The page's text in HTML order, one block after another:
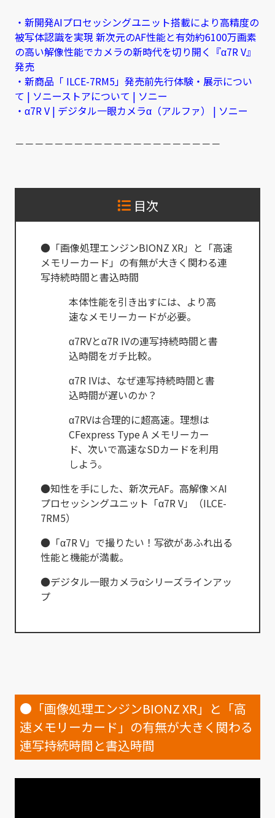
・新開発AIプロセッシングユニット搭載により高精度の
被写体認識を実現 新次元のAF性能と有効約6100万画素
の高い解像性能でカメラの新時代を切り開く『α7R V』
発売
・新商品「 ILCE-7RM5」発売前先行体験・展示につい
て | ソニーストアについて | ソニー
・α7R V | デジタル一眼カメラα（アルファ） | ソニー
－－－－－－－－－－－－－－－－－－－－－
目次
●「画像処理エンジンBIONZ XR」と「高速
メモリーカード」の有無が大きく関わる連
写持続時間と書込時間
本体性能を引き出すには、より高
速なメモリーカードが必要。
α7RVとα7R IVの連写持続時間と書
込時間をガチ比較。
α7R IVは、なぜ連写持続時間と書
込時間が遅いのか？
α7RVは合理的に超高速。理想は
CFexpress Type A メモリーカー
ド、次いで高速なSDカードを利用
しよう。
●知性を手にした、新次元AF。高解像×AI
プロセッシングユニット「α7R V」（ILCE-
7RM5）
●「α7R V」で撮りたい！写欲があふれ出る
性能と機能が満載。
●デジタル一眼カメラαシリーズラインアッ
プ
●「画像処理エンジンBIONZ XR」と「高
速メモリーカード」の有無が大きく関わる
連写持続時間と書込時間